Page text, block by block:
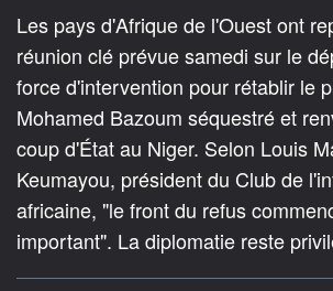
Les pays d'Afrique de l'Ouest ont
réunion clé prévue samedi sur le
force d'intervention pour rétablir le
Mohamed Bazoum séquestré et
coup d'État au Niger. Selon Louis
Keumayou, président du Club de
africaine, "le front du refus
important". La diplomatie reste